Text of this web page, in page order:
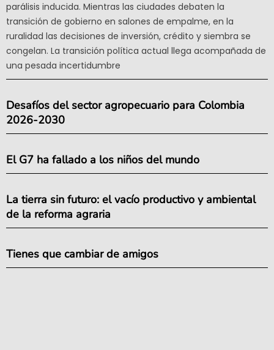
parálisis inducida. Mientras las ciudades debaten la
transición de gobierno en salones de empalme, en la
ruralidad las decisiones de inversión, crédito y siembra se
congelan. La transición política actual llega acompañada de
una pesada incertidumbre
Desafíos del sector agropecuario para Colombia
2026-2030
El G7 ha fallado a los niños del mundo
La tierra sin futuro: el vacío productivo y ambiental
de la reforma agraria
Tienes que cambiar de amigos